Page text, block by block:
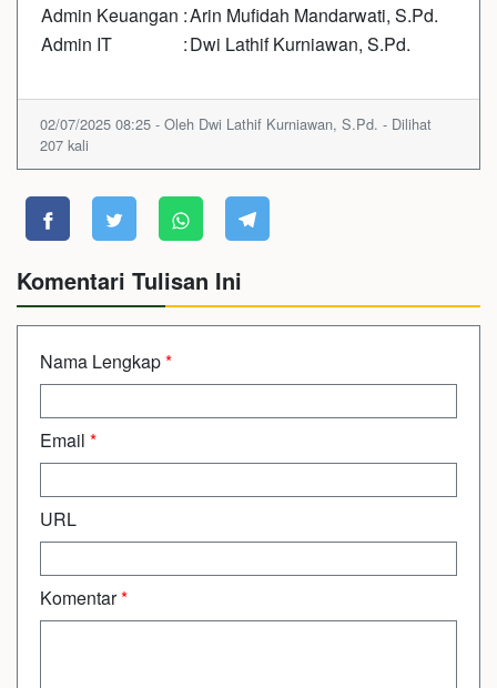
Admin Keuangan :Arin Mufidah Mandarwati, S.Pd.
Admin IT
:Dwi Lathif Kurniawan, S.Pd.
02/07/2025 08:25 - Oleh Dwi Lathif Kurniawan, S.Pd. - Dilihat
207 kali
Komentari Tulisan Ini
Nama Lengkap*
Email *
URL
Komentar*